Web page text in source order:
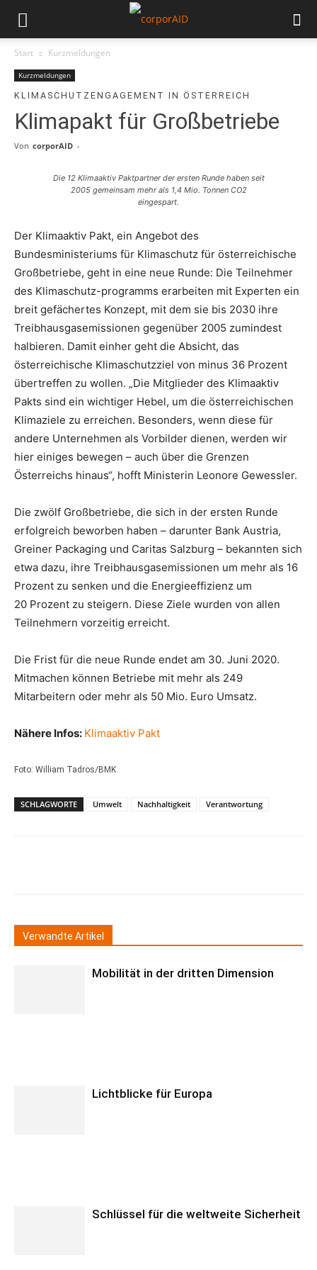
Start Kurzmeldungen
Kurzmeldungen
KLIMASCHUTZENGAGEMENT IN ÖSTERREICH
Klimapakt für Großbetriebe
Von corporAID -
Die 12 Klimaaktiv Paktpartner der ersten Runde haben seit
2005 gemeinsam mehr als 1,4 Mio. Tonnen CO2
eingespart.
Der Klimaaktiv Pakt, ein Angebot des
Bundesministeriums für Klimaschutz für österreichische
Großbetriebe, geht in eine neue Runde: Die Teilnehmer
des Klimaschutz-programms erarbeiten mit Experten ein
breit gefächertes Konzept, mit dem sie bis 2030 ihre
Treibhausgasemissionen gegenüber 2005 zumindest
halbieren. Damit einher geht die Absicht, das
österreichische Klimaschutzziel von minus 36 Prozent
übertreffen zu wollen. „Die Mitglieder des Klimaaktiv
Pakts sind ein wichtiger Hebel, um die österreichischen
Klimaziele zu erreichen. Besonders, wenn diese für
andere Unternehmen als Vorbilder dienen, werden wir
hier einiges bewegen – auch über die Grenzen
Österreichs hinaus“, hofft Ministerin Leonore Gewessler.
Die zwölf Großbetriebe, die sich in der ersten Runde
erfolgreich beworben haben – darunter Bank Austria,
Greiner Packaging und Caritas Salzburg – bekannten sich
etwa dazu, ihre Treibhausgasemissionen um mehr als 16
Prozent zu senken und die Energieeffizienz um
20 Prozent zu steigern. Diese Ziele wurden von allen
Teilnehmern vorzeitig erreicht.
Die Frist für die neue Runde endet am 30. Juni 2020.
Mitmachen können Betriebe mit mehr als 249
Mitarbeitern oder mehr als 50 Mio. Euro Umsatz.
Nähere Infos: Klimaaktiv Pakt
Foto: William Tadros/BMK
SCHLAGWORTE Umwelt Nachhaltigkeit Verantwortung
Verwandte Artikel
Mobilität in der dritten Dimension
Lichtblicke für Europa
Schlüssel für die weltweite Sicherheit